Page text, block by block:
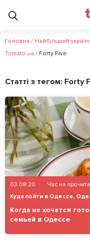
Головна / Найбільший
Tomato.ua / Forty Five
Статті з тегом: Forty
03.08.20 Час на
Куда пойти в Одессе,
Когда не хочется
семьей в Одессе